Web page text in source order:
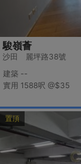
駿嶺薈
沙田 麗坪路38號
建築 --
實用 1588呎 @$35
置頂